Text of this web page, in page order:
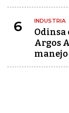
6 INDUSTRIA
Odinsa
Argos